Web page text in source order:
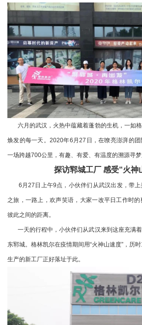
六月的武汉，火热中蕴藏着蓬勃的生机，一如格
焕发的每一天。2020年6月27日，在嘹亮澎湃的团
一场跨越700公里，有趣、有爱、有温度的溯源寻梦
探访郓城工厂 感受“火神
6月27日上午9点，小伙伴们从武汉出发，带上
之旅，一路上，欢声笑语，大家一改平日工作时
彼此之间的距离。
一天的行程中，小伙伴们从武汉来到这座充满
东郓城。格林凯尔在疫情期间用“火神山速度”，历
生产的新工厂正好落址于此。